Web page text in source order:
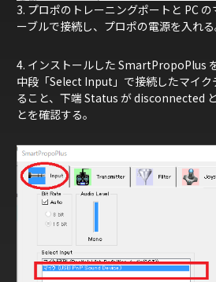
3. プロポのトレーニングポートと PC
ーブルで接続し、プロポの電源を入れる
4. インストールした SmartPropoPlus
中段「Select Input」で接続したマイク
ること、下端 Status が disconnected
とを確認する。